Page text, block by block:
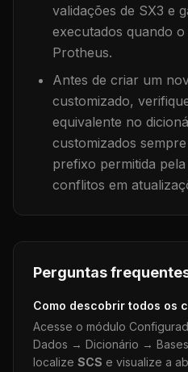
validações de SX3 e
executados quando
Protheus.
Antes de criar um
customizado,
equivalente no
customizados
prefixo permitida
conflitos em
Perguntas
Como descobrir todos os
Acesse o módulo
Dados → Dicionário →
localize SCS e visualize a